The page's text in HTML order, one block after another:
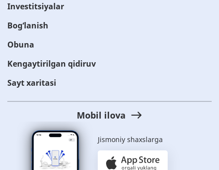
Investitsiyalar
Bog‘lanish
Obuna
Kengaytirilgan qidiruv
Sayt xaritasi
Mobil ilova
Jismoniy shaxslarga